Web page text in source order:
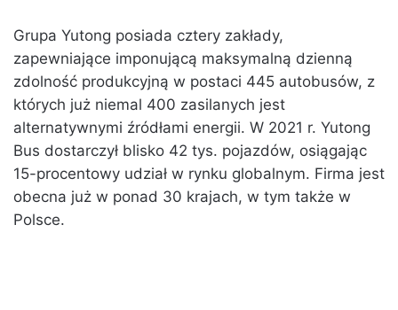
Grupa Yutong posiada cztery zakłady,
zapewniające imponującą maksymalną dzienną
zdolność produkcyjną w postaci 445 autobusów, z
których już niemal 400 zasilanych jest
alternatywnymi źródłami energii. W 2021 r. Yutong
Bus dostarczył blisko 42 tys. pojazdów, osiągając
15-procentowy udział w rynku globalnym. Firma jest
obecna już w ponad 30 krajach, w tym także w
Polsce.